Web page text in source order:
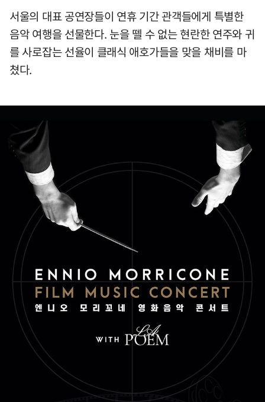
서울의 대표 공연장들이 연휴 기간 관객들에게 특별한
음악 여행을 선물한다. 눈을 뗄 수 없는 현란한 연주와 귀
를 사로잡는 선율이 클래식 애호가들을 맞을 채비를 마
쳤다.